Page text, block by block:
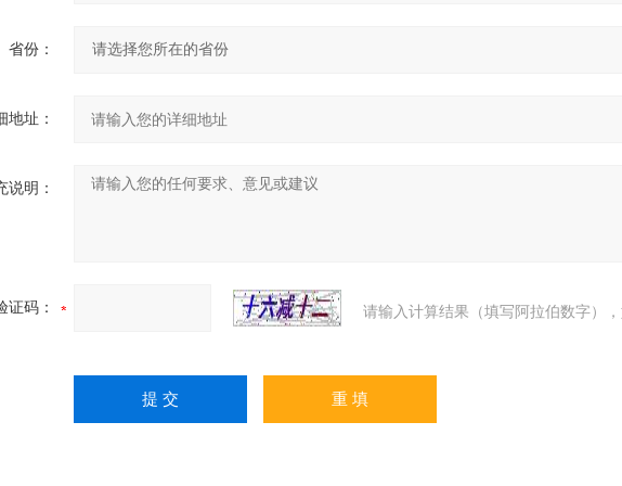
省份：
地址：
说明：
证码： 请输入计算结果（填写阿拉伯数字）